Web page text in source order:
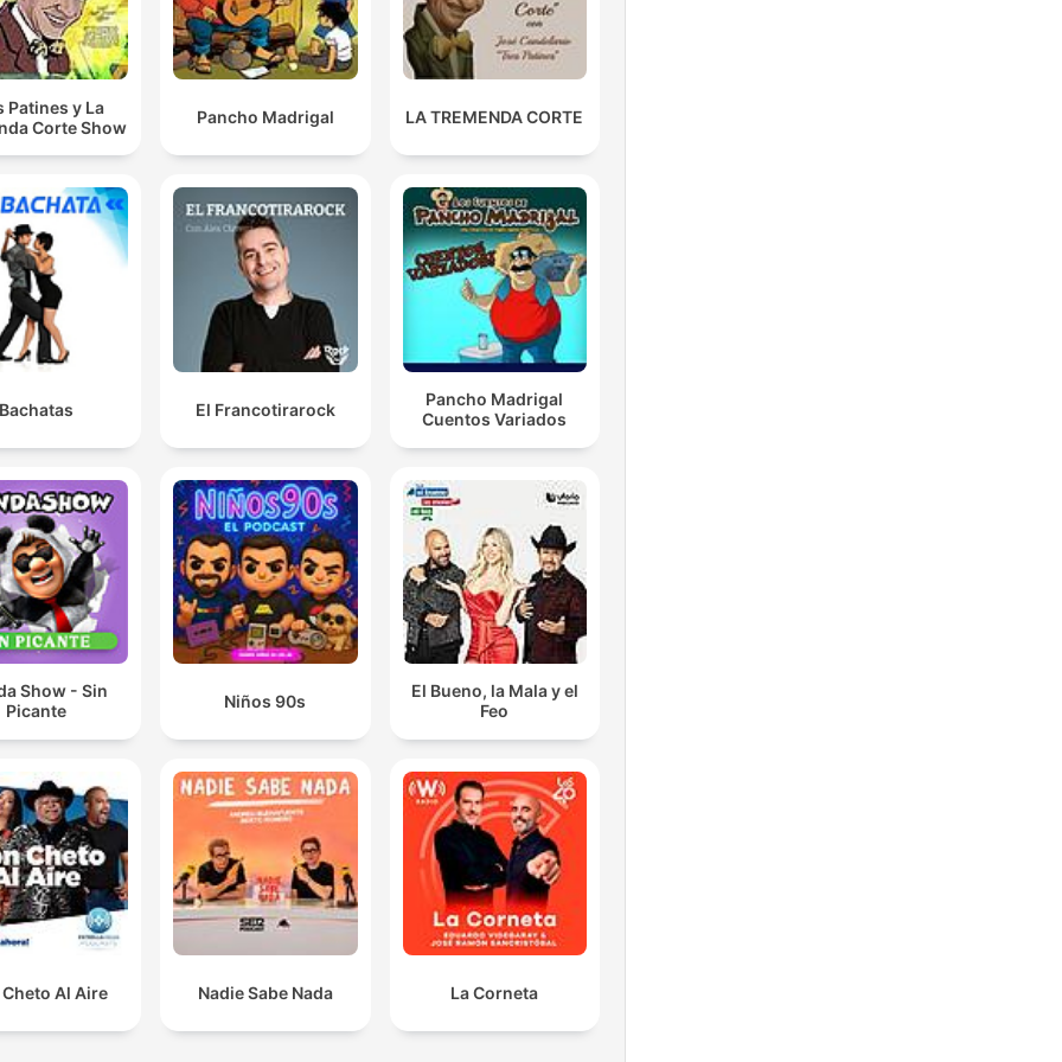
Hvad laver du her i farfars bunker?
00:41:52 · De konfronterer Emil, som sidder uventet i det
underjordiske anlæg.
Patines y La
Corte Show
Pancho Madrigal LA TREMENDA CORTE
Bachatas El Francotirarock
Pancho Madrigal
Cuentos Variados
Show - Sin
Picante
Niños 90s
El Bueno, la Mala y el
Feo
Cheto Al Aire Nadie Sabe Nada La Corneta